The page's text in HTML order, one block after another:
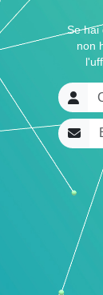
Se hai
non